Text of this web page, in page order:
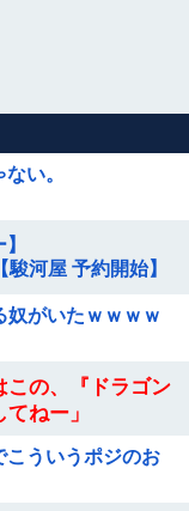
い。
河屋 予約開始】
奴がいたｗｗｗｗ
この、『ドラゴン
ねー」
こういうポジのお